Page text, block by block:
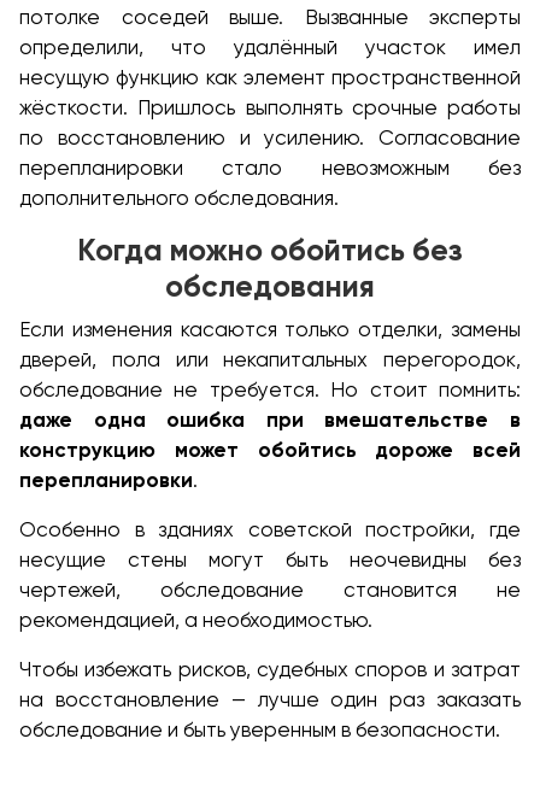
потолке соседей выше. Вызванные эксперты
определили, что удалённый участок имел
несущую функцию как элемент пространственной
жёсткости. Пришлось выполнять срочные работы
по восстановлению и усилению. Согласование
перепланировки стало невозможным без
дополнительного обследования.
Когда можно обойтись без
обследования
Если изменения касаются только отделки, замены
дверей, пола или некапитальных перегородок,
обследование не требуется. Но стоит помнить:
даже одна ошибка при вмешательстве в
конструкцию может обойтись дороже всей
перепланировки.
Особенно в зданиях советской постройки, где
несущие стены могут быть неочевидны без
чертежей, обследование становится не
рекомендацией, а необходимостью.
Чтобы избежать рисков, судебных споров и затрат
на восстановление — лучше один раз заказать
обследование и быть уверенным в безопасности.